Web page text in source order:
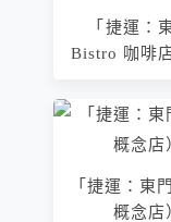
「捷運：
Bistro 咖啡
「捷運：東
概念店